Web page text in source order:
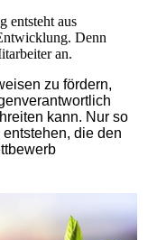
entsteht aus
Denn
an.
zu fördern,
kann. Nur so
die den